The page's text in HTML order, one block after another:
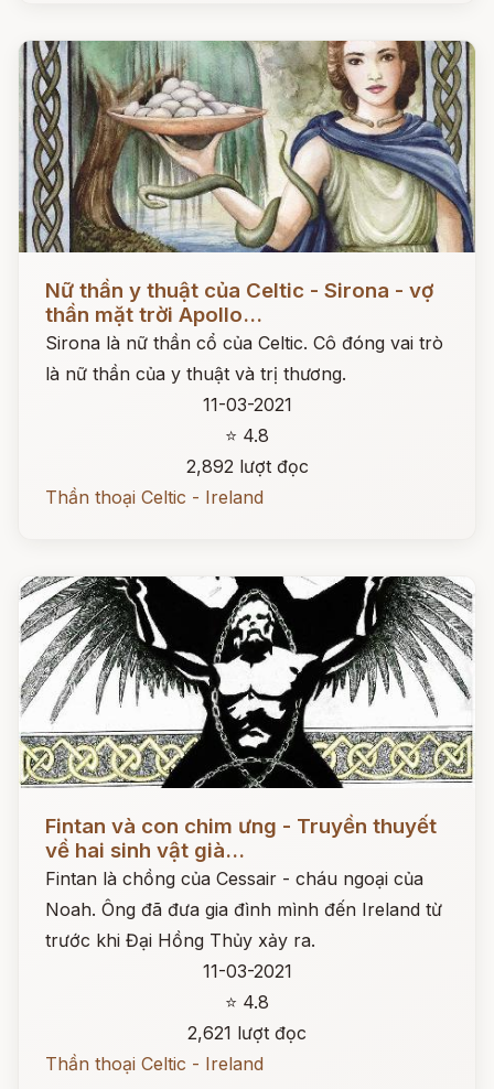
Nữ thần y thuật của Celtic - Sirona - vợ
thần mặt trời Apollo...
Sirona là nữ thần cổ của Celtic. Cô đóng vai trò
là nữ thần của y thuật và trị thương.
11-03-2021
⭐ 4.8
2,892 lượt đọc
Thần thoại Celtic - Ireland
Fintan và con chim ưng - Truyền thuyết
về hai sinh vật già...
Fintan là chồng của Cessair - cháu ngoại của
Noah. Ông đã đưa gia đình mình đến Ireland từ
trước khi Đại Hồng Thủy xảy ra.
11-03-2021
⭐ 4.8
2,621 lượt đọc
Thần thoại Celtic - Ireland